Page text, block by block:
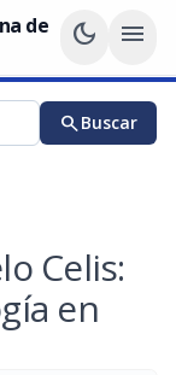
de
dark_mode menu
searchBuscar
Celis:
en